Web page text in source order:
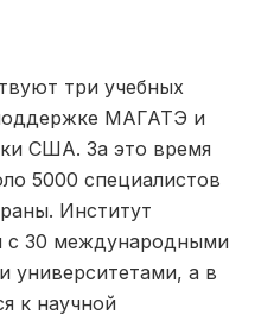
три учебных
МАГАТЭ и
США. За это время
5000 специалистов
Институт
с 30 международными
университетами, а в
к научной